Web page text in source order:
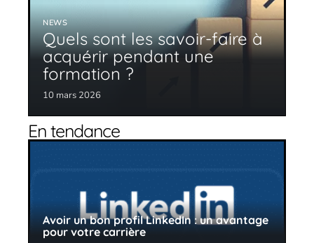
NEWS
Quels sont les savoir-faire à
acquérir pendant une
formation ?
10 mars 2026
En tendance
Avoir un bon profil LinkedIn : un avantage
pour votre carrière